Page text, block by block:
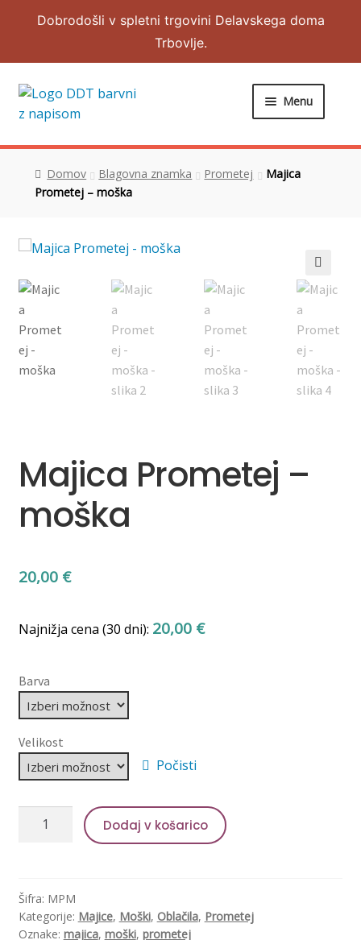
Dobrodošli v spletni trgovini Delavskega doma
Trbovlje.
Menu
DOMOV
OBLAČILA
Expand
menu
Domov Blagovna znamka Prometej
Majica
Prometej – moška
🔍
Majica Prometej –
moška
20,00 €
Najnižja cena (30 dni): 20,00 €
Barva
Velikost
Počisti
Majica
količina
Dodaj v košarico
Šifra: MPM
Kategorije: Majice, Moški, Oblačila, Prometej
Oznake: majica, moški, prometej